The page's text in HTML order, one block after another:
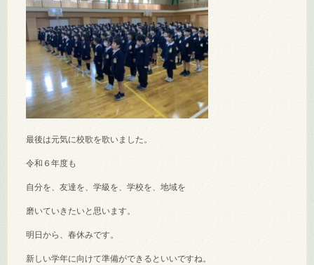
最後は元気に校歌を歌いました。
令和６年度も
自分を、友達を、学級を、学校を、地域を
磨いていきたいと思います。
明日から、春休みです。
新しい学年に向けて準備ができるといいですね。